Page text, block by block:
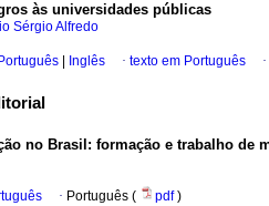
às universidades públicas
Sérgio Alfredo
Inglês · texto em Português ·
no Brasil: formação e trabalho de
· Português ( pdf)